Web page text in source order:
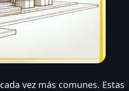
vez más comunes. Estas